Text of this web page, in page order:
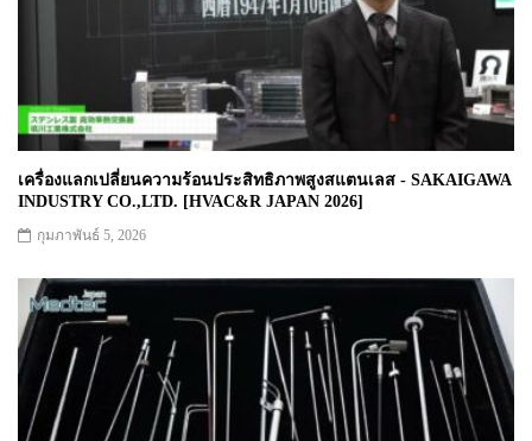
เครื่องแลกเปลี่ยนความร้อนประสิทธิภาพสูงสแตนเลส - SAKAIGAWA
INDUSTRY CO.,LTD. [HVAC&R JAPAN 2026]
กุมภาพันธ์ 5, 2026